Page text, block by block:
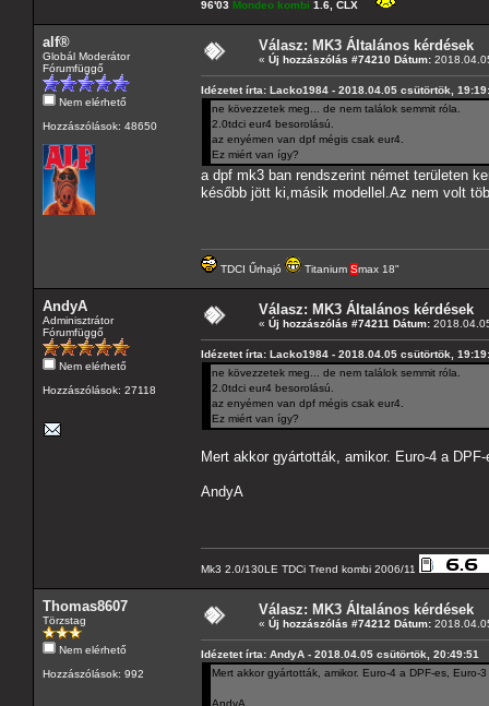
96'03 Mondeo kombi 1.6, CLX
alf®
Globál Moderátor
Fórumfüggő
Nem elérhető
Hozzászólások: 48650
Válasz: MK3 Általános kérdések
« Új hozzászólás #74210 Dátum:
Idézetet írta: Lacko1984 - 2018.04.05 csütörtök,
ne kövezzetek meg... de nem találok semmit róla.
2.0tdci eur4 besorolású.
az enyémen van dpf mégis csak eur4.
Ez miért van így?
a dpf mk3 ban rendszerint német területen
később jött ki,másik modellel.Az nem volt
TDCI Űrhajó Titanium Smax 18"
AndyA
Adminisztrátor
Fórumfüggő
Nem elérhető
Hozzászólások: 27118
Válasz: MK3 Általános kérdések
« Új hozzászólás #74211 Dátum:
Idézetet írta: Lacko1984 - 2018.04.05 csütörtök,
ne kövezzetek meg... de nem találok semmit róla.
2.0tdci eur4 besorolású.
az enyémen van dpf mégis csak eur4.
Ez miért van így?
Mert akkor gyártották, amikor. Euro-4 a
AndyA
Mk3 2.0/130LE TDCi Trend kombi 2006/11
Thomas8607
Törzstag
Nem elérhető
Hozzászólások: 992
Válasz: MK3 Általános kérdések
« Új hozzászólás #74212 Dátum:
Idézetet írta: AndyA - 2018.04.05 csütörtök, 20:49:51
Mert akkor gyártották, amikor. Euro-4 a DPF-es, Euro-
AndyA